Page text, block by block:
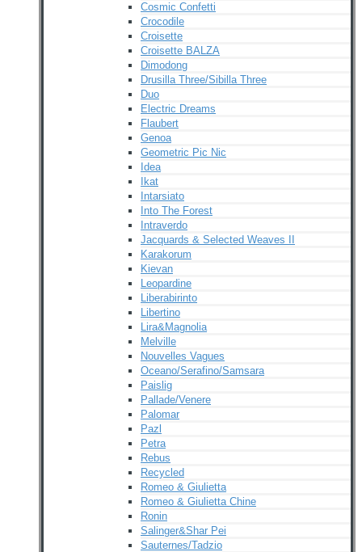
Cosmic Confetti
Crocodile
Croisette
Croisette BALZA
Dimodong
Drusilla Three/Sibilla Three
Duo
Electric Dreams
Flaubert
Genoa
Geometric Pic Nic
Idea
Ikat
Intarsiato
Into The Forest
Intraverdo
Jacquards & Selected Weaves II
Karakorum
Kievan
Leopardine
Liberabirinto
Libertino
Lira&Magnolia
Melville
Nouvelles Vagues
Oceano/Serafino/Samsara
Paislig
Pallade/Venere
Palomar
Pazl
Petra
Rebus
Recycled
Romeo & Giulietta
Romeo & Giulietta Chine
Ronin
Salinger&Shar Pei
Sauternes/Tadzio